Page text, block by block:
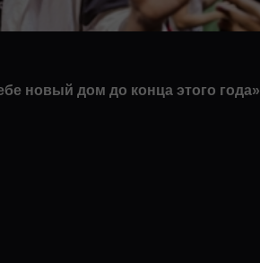
новый дом до конца этого года»